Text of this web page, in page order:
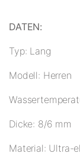
DATEN:
Typ: Lang
Modell: Herren
Dicke: 8/6 mm
Material: Ultra-